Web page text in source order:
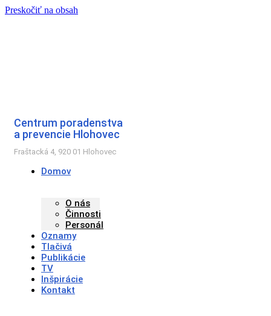
Preskočiť na obsah
Centrum poradenstva
a prevencie Hlohovec
Fraštacká 4, 920 01 Hlohovec
Domov
O nás
Činnosti
Personál
Oznamy
Tlačivá
Publikácie
TV
Inšpirácie
Kontakt